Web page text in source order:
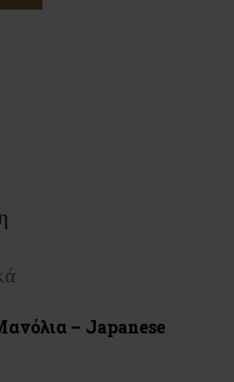
– Japanese